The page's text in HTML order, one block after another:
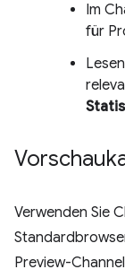
Im
für
Verwenden Sie
Preview-